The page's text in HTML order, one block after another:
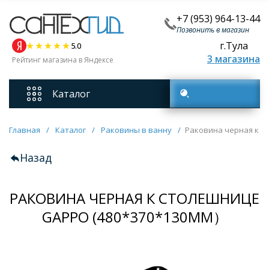
+7 (953) 964-13-44
Позвонить в магазин
5.0
Рейтинг магазина в Яндексе
г.Тула
3 магазина
Каталог
Смесители
Унитазы
Мебель для ванных комнат
Главная / Каталог / Раковины в ванну / Раковина черная к
Назад
РАКОВИНА ЧЕРНАЯ К СТОЛЕШНИЦЕ
GAPPO (480*370*130MM）